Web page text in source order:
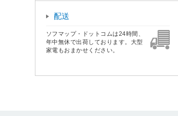
配送
ソフマップ・ドットコムは24時間、
年中無休で出荷しております。大型
家電もおまかせください。